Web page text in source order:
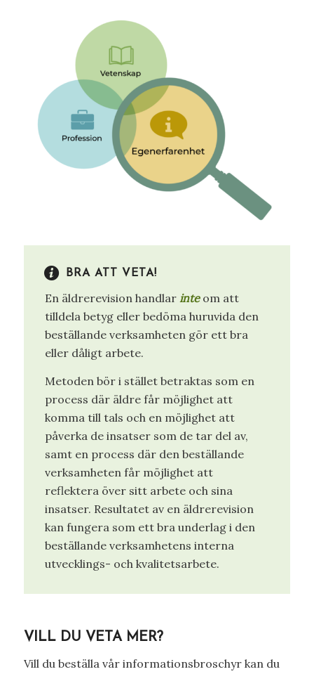
BRA ATT VETA!
En äldrerevision handlar inteom att
tilldela betyg eller bedöma huruvida den
beställande verksamheten gör ett bra
eller dåligt arbete.
Metoden bör i stället betraktas som en
process där äldre får möjlighet att
komma till tals och en möjlighet att
påverka de insatser som de tar del av,
samt en process där den beställande
verksamheten får möjlighet att
reflektera över sitt arbete och sina
insatser. Resultatet av en äldrerevision
kan fungera som ett bra underlag i den
beställande verksamhetens interna
utvecklings- och kvalitetsarbete.
VILL DU VETA MER?
Vill du beställa vår informationsbroschyr kan du